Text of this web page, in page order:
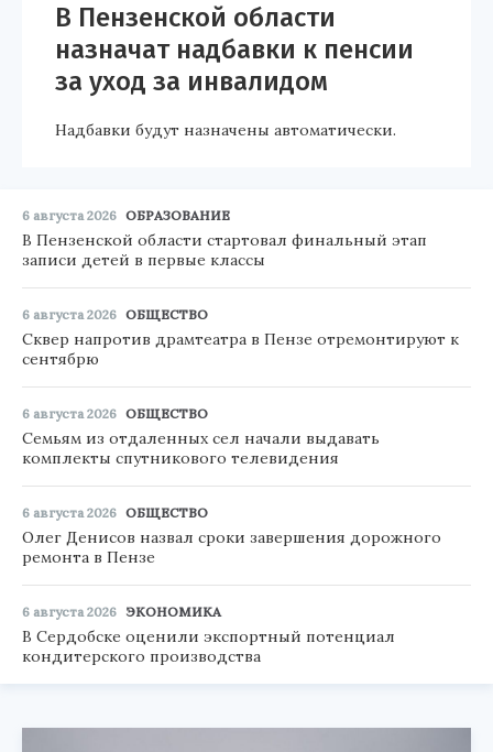
В Пензенской области
назначат надбавки к пенсии
за уход за инвалидом
Надбавки будут назначены автоматически.
6 августа 2026 ОБРАЗОВАНИЕ
В Пензенской области стартовал финальный этап
записи детей в первые классы
6 августа 2026 ОБЩЕСТВО
Сквер напротив драмтеатра в Пензе отремонтируют к
сентябрю
6 августа 2026 ОБЩЕСТВО
Семьям из отдаленных сел начали выдавать
комплекты спутникового телевидения
6 августа 2026 ОБЩЕСТВО
Олег Денисов назвал сроки завершения дорожного
ремонта в Пензе
6 августа 2026 ЭКОНОМИКА
В Сердобске оценили экспортный потенциал
кондитерского производства